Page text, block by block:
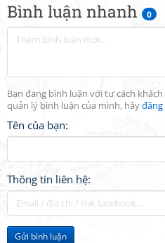
Bình luận nhanh 0
Bạn đang bình luận với tư cách
quản lý bình luận của mình, hãyđăng
Tên của bạn:
Thông tin liên hệ:
Gửi bình luận